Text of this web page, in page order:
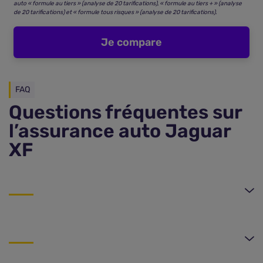
auto « formule au tiers » (analyse de 20 tarifications), « formule au tiers + » (analyse
de 20 tarifications) et « formule tous risques » (analyse de 20 tarifications).
Je compare
FAQ
Questions fréquentes sur
l’assurance auto Jaguar
XF